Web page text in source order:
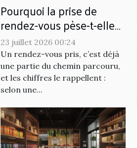
Pourquoi la prise de
rendez-vous pèse-t-elle
autant dans la réussite
d’une consultation ?
23 juillet 2026 00:24
Un rendez-vous pris, c’est déjà
une partie du chemin parcouru,
et les chiffres le rappellent :
selon une...